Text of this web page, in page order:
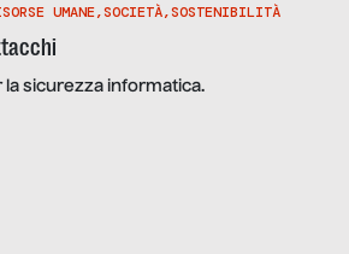
UMANE,SOCIETÀ,SOSTENIBILITÀ
la sicurezza informatica.